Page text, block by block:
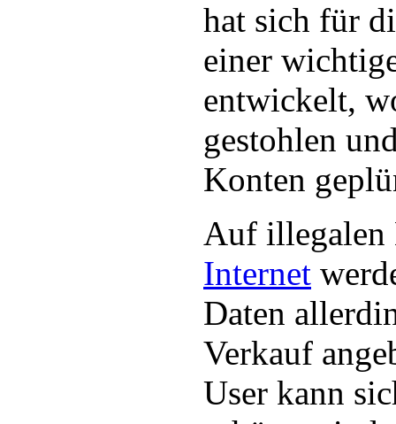
hat sich für
einer
entwickelt,
gestohlen
Konten
Auf illegalen
Internet
Daten
Verkauf
User kann